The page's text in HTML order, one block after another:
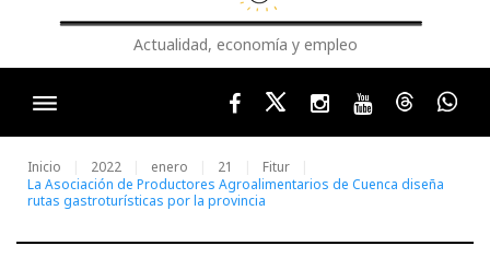
Actualidad, economía y empleo
FacebookTwitterInstagram
YoutubeThreads
Inicio 2022 enero 21
Fitur
La Asociación de Productores Agroalimentarios de Cuenca diseña
rutas gastroturísticas por la provincia